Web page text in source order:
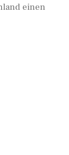
einen